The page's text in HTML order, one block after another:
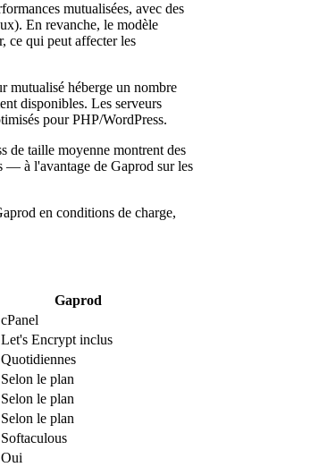
mutualisées, avec des
En revanche, le modèle
ce qui peut affecter les
mutualisé héberge un nombre
disponibles. Les serveurs
pour PHP/WordPress.
de taille moyenne montrent des
— à l'avantage de Gaprod sur les
en conditions de charge,
Gaprod
cPanel
Let's Encrypt inclus
Quotidiennes
Selon le plan
Selon le plan
Selon le plan
Softaculous
Oui